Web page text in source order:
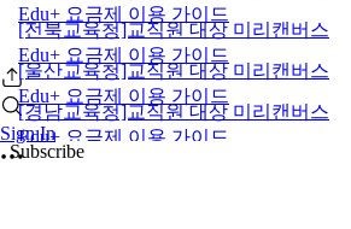
Sign In
Edu+ 요금제 이용 가이드
[전북교육청]교직원 대상 미리캔버스
Edu+ 요금제 이용 가이드
[울산교육청]교직원 대상 미리캔버스
Edu+ 요금제 이용 가이드
[경남교육청]교직원 대상 미리캔버스
Edu+ 요금제 이용 가이드
Subscribe